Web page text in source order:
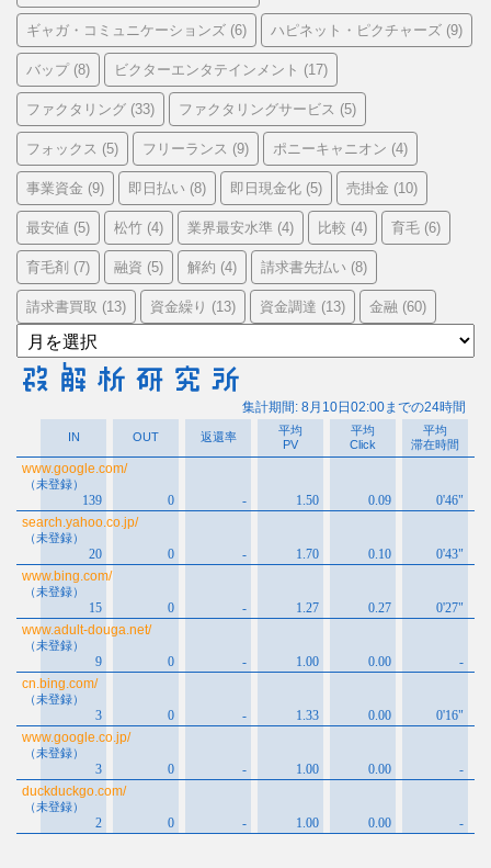
ギャガ・コミュニケーションズ (6) ハピネット・ピクチャーズ (9)
バップ(8) ビクターエンタテインメント (17)
ファクタリング (33) ファクタリングサービス (5)
フォックス (5) フリーランス (9) ポニーキャニオン (4)
事業資金 (9) 即日払い (8) 即日現金化 (5) 売掛金 (10)
最安値 (5) 松竹 (4) 業界最安水準 (4) 比較 (4) 育毛 (6)
育毛剤 (7) 融資 (5) 解約 (4) 請求書先払い (8)
請求書買取 (13) 資金繰り (13) 資金調達 (13) 金融 (60)
ア
ー
カ